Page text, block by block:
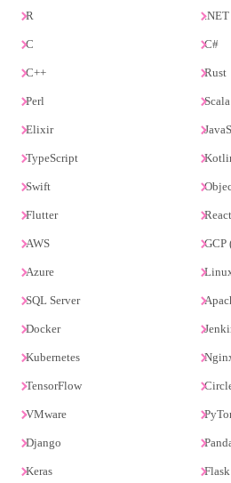
R .NET
C C#
C++ Rust
Perl Scala
Elixir
TypeScript
Swift
Flutter
AWS GCP
Azure
SQL Server
Docker
Kubernetes
TensorFlow
VMware
Django
Keras Flask